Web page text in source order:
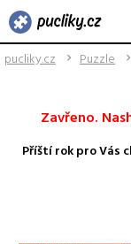
pucliky.cz Puzzle
Zavřeno.
Příští rok pro Vás